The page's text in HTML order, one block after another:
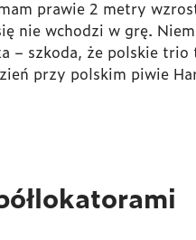
prawie 2 metry
nie wchodzi w grę.
– szkoda, że polskie
przy polskim piwie